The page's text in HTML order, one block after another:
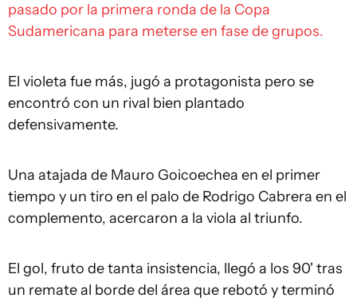
pasado por la primera ronda de la Copa
Sudamericana para meterse en fase de grupos.
El violeta fue más, jugó a protagonista pero se
encontró con un rival bien plantado
defensivamente.
Una atajada de Mauro Goicoechea en el primer
tiempo y un tiro en el palo de Rodrigo Cabrera en el
complemento, acercaron a la viola al triunfo.
El gol, fruto de tanta insistencia, llegó a los 90' tras
un remate al borde del área que rebotó y terminó